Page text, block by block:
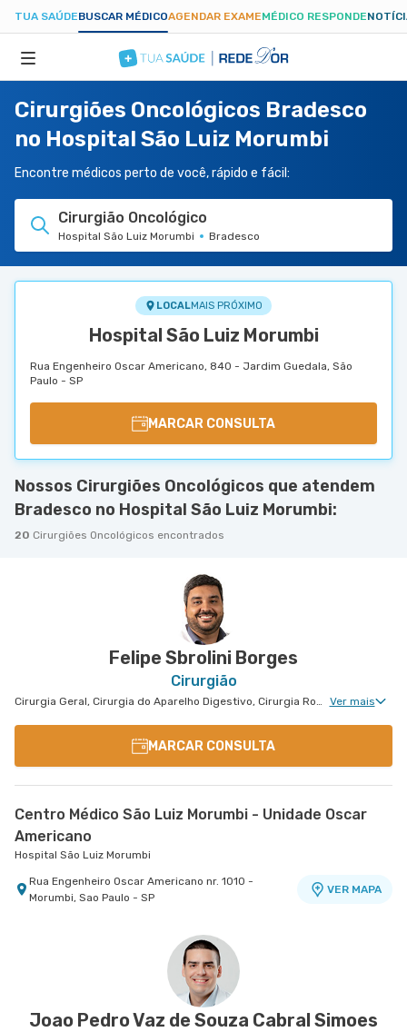
TUA SAÚDEBUSCAR MÉDICOAGENDAR EXAMEMÉDICO RESPONDE
ESPECIALIDADES
HOSPITAIS
TUASAUDE.COM
Cirurgiões Oncológicos Bradesco
no Hospital São Luiz Morumbi
Encontre médicos perto de você, rápido e fácil:
Cirurgião Oncológico
Hospital São Luiz Morumbi Bradesco
LOCALMAIS PRÓXIMO
Hospital São Luiz Morumbi
Rua Engenheiro Oscar Americano, 840 - Jardim Guedala, São
Paulo - SP
MARCAR CONSULTA
Nossos Cirurgiões Oncológicos que atendem
Bradesco no Hospital São Luiz Morumbi:
20 Cirurgiões Oncológicos encontrados
Felipe Sbrolini Borges
Cirurgião
Cirurgia Geral, Cirurgia do Aparelho Digestivo, Cirurgia Robótica Geral, Cirurgia Oncológica Ver mais
MARCAR CONSULTA
Centro Médico São Luiz Morumbi - Unidade Oscar
Americano
Hospital São Luiz Morumbi
Rua Engenheiro Oscar Americano nr. 1010 -
Morumbi, Sao Paulo - SP
VER MAPA
Joao Pedro Vaz de Souza Cabral Simoes